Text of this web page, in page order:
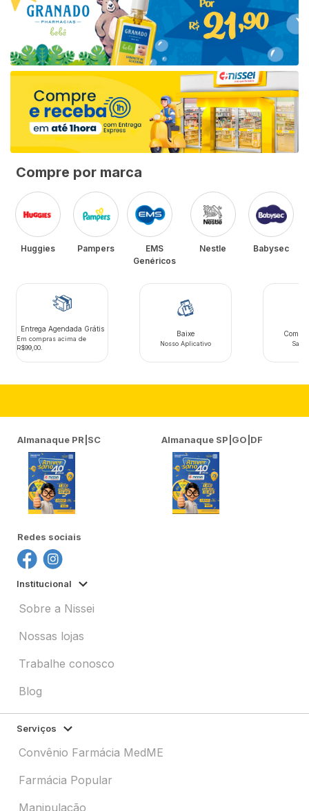
Compre por marca
Huggies Pampers
EMS
Genéricos
Nestle Babysec
Entrega Agendada Grátis
Em compras acima de
R$99,00.
Baixe
Nosso Aplicativo
Almanaque PR|SC Almanaque SP|GO|DF
Redes sociais
Institucional
Sobre a Nissei
Nossas lojas
Trabalhe conosco
Blog
Serviços
Convênio Farmácia MedME
Farmácia Popular
Manipulação